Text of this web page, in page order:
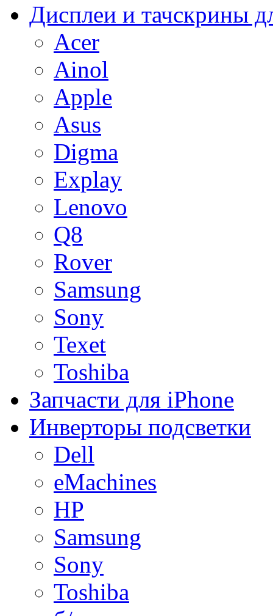
Дисплеи и тачскрины
Acer
Ainol
Apple
Asus
Digma
Explay
Lenovo
Q8
Rover
Samsung
Sony
Texet
Toshiba
Запчасти для iPhone
Инверторы подсветки
Dell
eMachines
HP
Samsung
Sony
Toshiba